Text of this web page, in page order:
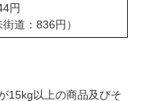
円
街道：836円）
15kg以上の商品及びそ